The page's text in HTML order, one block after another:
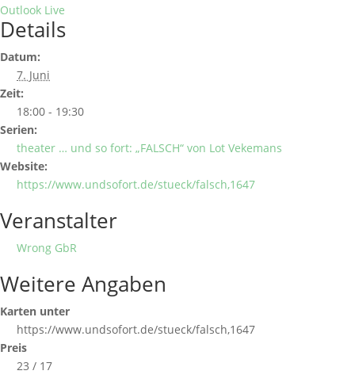
Outlook Live
Details
Datum:
7. Juni
Zeit:
18:00 - 19:30
Serien:
theater … und so fort: „FALSCH“ von Lot Vekemans
Website:
https://www.undsofort.de/stueck/falsch,1647
Veranstalter
Wrong GbR
Weitere Angaben
Karten unter
https://www.undsofort.de/stueck/falsch,1647
Preis
23 / 17